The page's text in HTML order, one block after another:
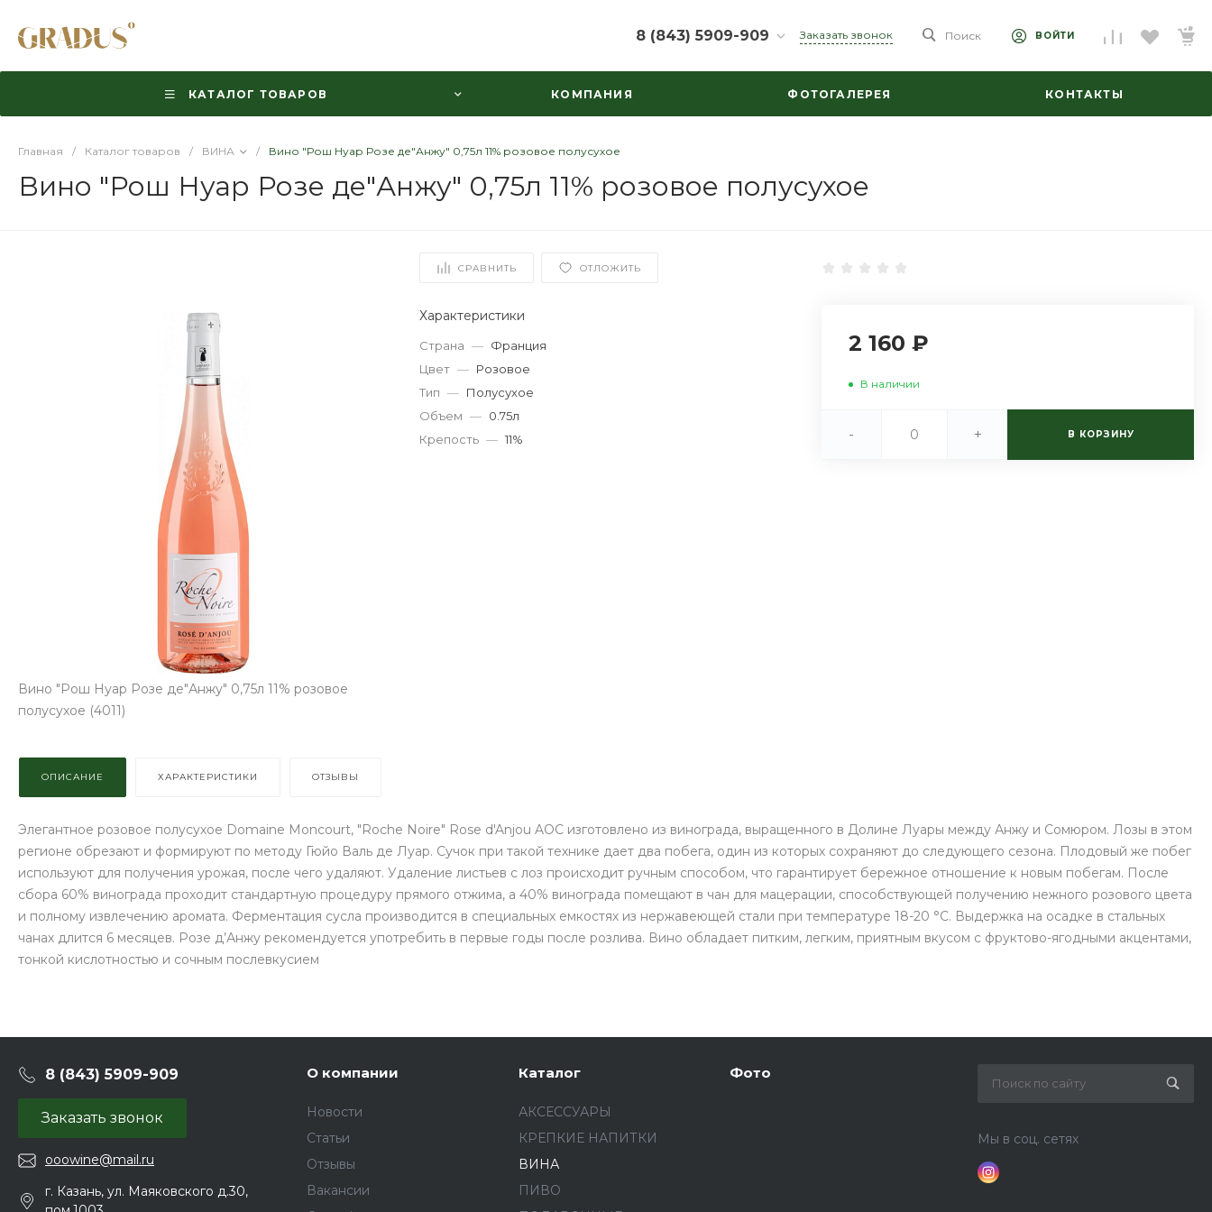
8 (843) 5909-909
г. Казань, ул.
Заказать звонок Поиск ВОЙТИ
КАТАЛОГ ТОВАРОВ КОМПАНИЯ ФОТОГАЛЕРЕЯ КОНТАКТЫ
Главная / Каталог товаров / ВИНА / Вино "Рош Нуар Розе де"Анжу" 0,75л 11% розовое полусухое
Вино "Рош Нуар Розе де"Анжу" 0,75л 11% розовое полусухое
СРАВНИТЬ ОТЛОЖИТЬ
Вино "Рош Нуар Розе де"Анжу" 0,75л 11% розовое
полусухое (4011)
Характеристики
Страна — Франция
Цвет — Розовое
Тип — Полусухое
Объем — 0.75л
Крепость — 11%
2 160 ₽
В наличии
- + В КОРЗИНУ
ОПИСАНИЕ ХАРАКТЕРИСТИКИ ОТЗЫВЫ
Элегантное розовое полусухое Domaine Moncourt, "Roche Noire" Rose d'Anjou AOC изготовлено из винограда, выращенного в Долине Луары между Анжу и Сомюром. Лозы в этом
регионе обрезают и формируют по методу Гюйо Валь де Луар. Сучок при такой технике дает два побега, один из которых сохраняют до следующего сезона. Плодовый же побег
используют для получения урожая, после чего удаляют. Удаление листьев с лоз происходит ручным способом, что гарантирует бережное отношение к новым побегам. После
сбора 60% винограда проходит стандартную процедуру прямого отжима, а 40% винограда помещают в чан для мацерации, способствующей получению нежного розового цвета
и полному извлечению аромата. Ферментация сусла производится в специальных емкостях из нержавеющей стали при температуре 18-20 °C. Выдержка на осадке в стальных
чанах длится 6 месяцев. Розе д’Анжу рекомендуется употребить в первые годы после розлива. Вино обладает питким, легким, приятным вкусом с фруктово-ягодными акцентами,
тонкой кислотностью и сочным послевкусием
8 (843) 5909-909
Заказать звонок
ooowine@mail.ru
г. Казань, ул. Маяковского д.30,
О компании
Новости
Статьи
Отзывы
Вакансии
Каталог
АКСЕССУАРЫ
КРЕПКИЕ НАПИТКИ
ВИНА
ПИВО
Фото
Мы в соц. сетях